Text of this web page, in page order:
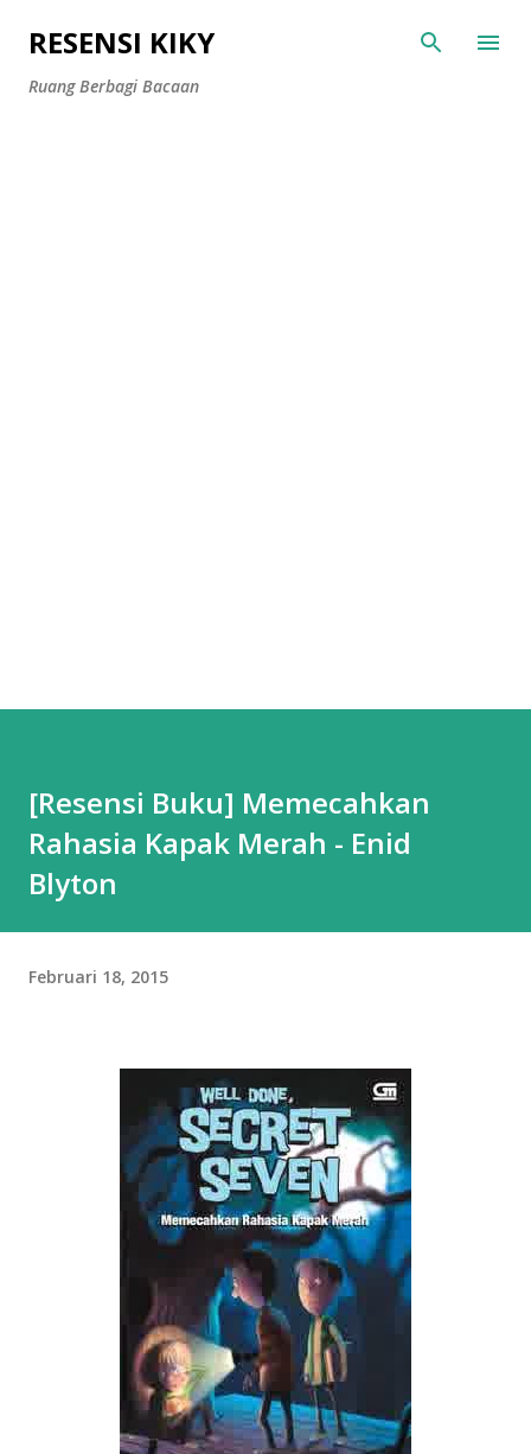
Langsung ke konten utama
RESENSI KIKY
Ruang Berbagi Bacaan
[Resensi Buku] Memecahkan
Rahasia Kapak Merah - Enid
Blyton
Februari 18, 2015